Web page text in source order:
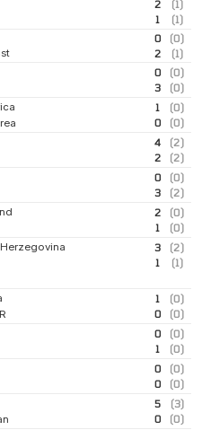
2
(1)
1
(1)
0
(0)
2
(1)
0
(0)
3
(0)
1
(0)
0
(0)
4
(2)
2
(2)
0
(0)
3
(2)
2
(0)
1
(0)
3
(2)
1
(1)
1
(0)
0
(0)
0
(0)
1
(0)
0
(0)
0
(0)
5
(3)
0
(0)